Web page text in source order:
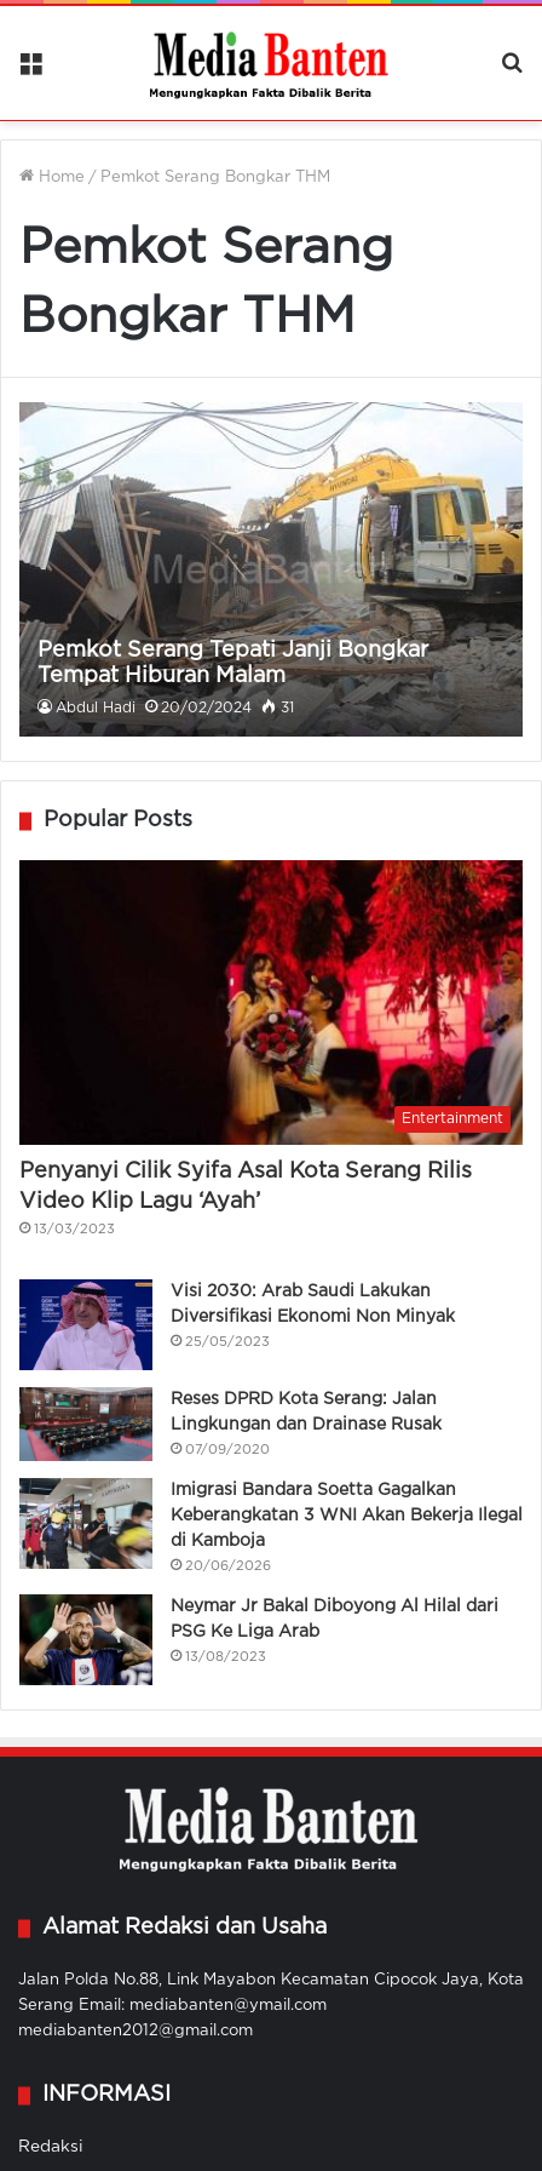
Menu
Home / Pemkot Serang Bongkar THM
Pemkot Serang
Bongkar THM
Pemkot Serang Tepati Janji Bongkar
Tempat Hiburan Malam
Abdul Hadi 20/02/2024 31
Popular Posts
Entertainment
Penyanyi Cilik Syifa Asal Kota Serang Rilis
Video Klip Lagu ‘Ayah’
13/03/2023
Visi 2030: Arab Saudi Lakukan
Diversifikasi Ekonomi Non Minyak
25/05/2023
Reses DPRD Kota Serang: Jalan
Lingkungan dan Drainase Rusak
07/09/2020
Imigrasi Bandara Soetta Gagalkan
Keberangkatan 3 WNI Akan Bekerja Ilegal
di Kamboja
20/06/2026
Neymar Jr Bakal Diboyong Al Hilal dari
PSG Ke Liga Arab
13/08/2023
Alamat Redaksi dan Usaha
Jalan Polda No.88, Link Mayabon Kecamatan Cipocok Jaya, Kota
Serang Email: mediabanten@ymail.com
mediabanten2012@gmail.com
INFORMASI
Redaksi